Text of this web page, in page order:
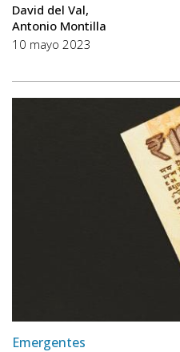
David del Val
Antonio Montilla
10 mayo 2023
Emergentes